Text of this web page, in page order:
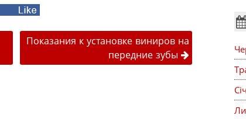
Показания к установке виниров на
передние зубы